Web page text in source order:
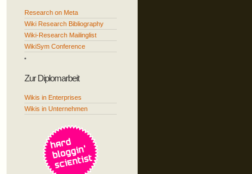
Research on Meta
Wiki Research Bibliography
Wiki-Research Mailinglist
WikiSym Conference
Zur Diplomarbeit
Wikis in Enterprises
Wikis in Unternehmen